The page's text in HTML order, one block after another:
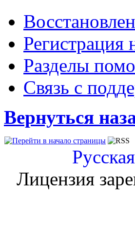
Регистрация
Разделы
Связь с
Вернуться
Лицензия